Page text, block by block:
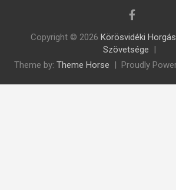
Copyright © 2026 Körösvidéki
Szövetsége
Theme by: Theme Horse Proudly